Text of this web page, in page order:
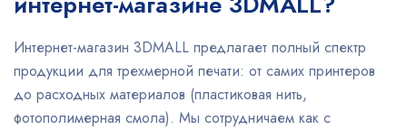
Интернет-магазин 3DMALL предлагает полный спектр
продукции для трехмерной печати: от самих принтеров
до расходных материалов (пластиковая нить,
фотополимерная смола). Мы сотрудничаем как с